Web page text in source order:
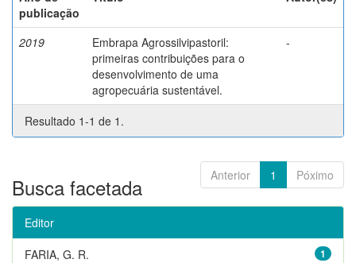
publicação
2019
Embrapa Agrossilvipastoril:
primeiras contribuições para o
desenvolvimento de uma
agropecuária sustentável.
-
Resultado 1-1 de 1.
Anterior 1 Póximo
Busca facetada
Editor
1
FARIA, G. R.